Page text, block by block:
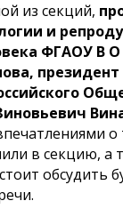
из секций,
и
ФГАОУ В
о
в секцию, а
обсудить